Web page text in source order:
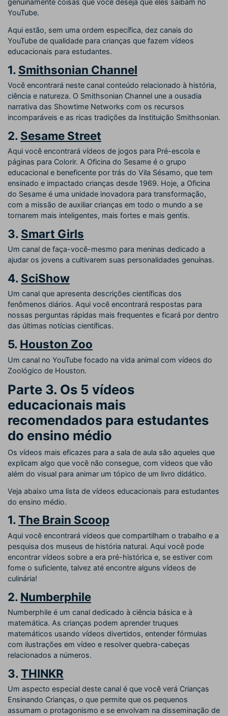
genuinamente coisas que você deseja que eles saibam no
YouTube.
Aqui estão, sem uma ordem específica, dez canais do
YouTube de qualidade para crianças que fazem vídeos
educacionais para estudantes.
1. Smithsonian Channel
Você encontrará neste canal conteúdo relacionado à história,
ciência e natureza. O Smithsonian Channel une a ousadia
narrativa das Showtime Networks com os recursos
incomparáveis e as ricas tradições da Instituição Smithsonian.
2. Sesame Street
Aqui você encontrará vídeos de jogos para Pré-escola e
páginas para Colorir. A Oficina do Sesame é o grupo
educacional e beneficente por trás do Vila Sésamo, que tem
ensinado e impactado crianças desde 1969. Hoje, a Oficina
do Sesame é uma unidade inovadora para transformação,
com a missão de auxiliar crianças em todo o mundo a se
tornarem mais inteligentes, mais fortes e mais gentis.
3. Smart Girls
Um canal de faça-você-mesmo para meninas dedicado a
ajudar os jovens a cultivarem suas personalidades genuínas.
4. SciShow
Um canal que apresenta descrições científicas dos
fenômenos diários. Aqui você encontrará respostas para
nossas perguntas rápidas mais frequentes e ficará por dentro
das últimas notícias científicas.
5. Houston Zoo
Um canal no YouTube focado na vida animal com vídeos do
Zoológico de Houston.
Parte 3. Os 5 vídeos
educacionais mais
recomendados para estudantes
do ensino médio
Os vídeos mais eficazes para a sala de aula são aqueles que
explicam algo que você não consegue, com vídeos que vão
além do visual para animar um tópico de um livro didático.
Veja abaixo uma lista de vídeos educacionais para estudantes
do ensino médio.
1.The Brain Scoop
Aqui você encontrará vídeos que compartilham o trabalho e a
pesquisa dos museus de história natural. Aqui você pode
encontrar vídeos sobre a era pré-histórica e, se estiver com
fome o suficiente, talvez até encontre alguns vídeos de
culinária!
2. Numberphile
Numberphile é um canal dedicado à ciência básica e à
matemática. As crianças podem aprender truques
matemáticos usando vídeos divertidos, entender fórmulas
com ilustrações em vídeo e resolver quebra-cabeças
relacionados a números.
3.THINKR
Um aspecto especial deste canal é que você verá Crianças
Ensinando Crianças, o que permite que os pequenos
assumam o protagonismo e se envolvam na disseminação de